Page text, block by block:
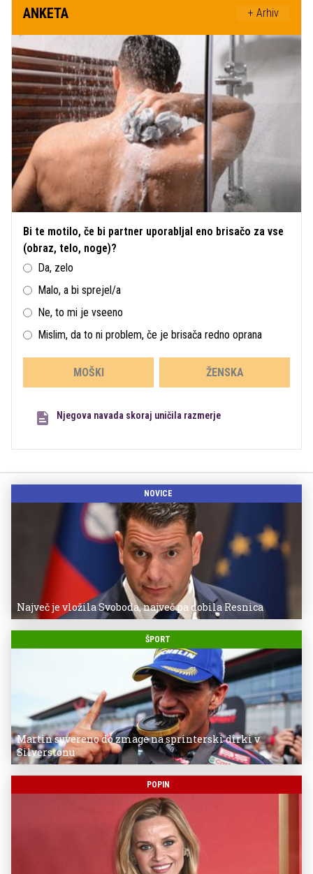
ANKETA + Arhiv
Bi te motilo, če bi partner uporabljal eno brisačo za vse
(obraz, telo, noge)?
Da, zelo
Malo, a bi sprejel/a
Ne, to mi je vseeno
Mislim, da to ni problem, če je brisača redno oprana
MOŠKI ŽENSKA
Njegova navada skoraj uničila razmerje
NOVICE
Največ je vložila Svoboda, največ pa dobila Resnica
ŠPORT
Martin suvereno do zmage na sprinterski dirki v
Silverstonu
POPIN